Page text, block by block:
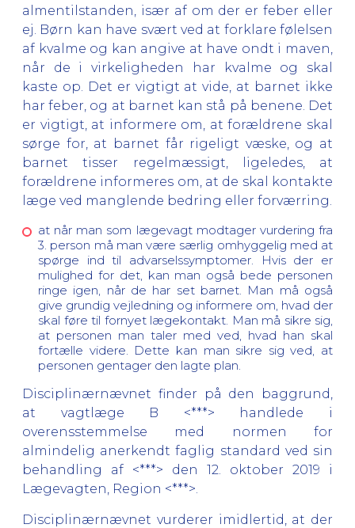
almentilstanden, især af om der er feber eller
ej. Børn kan have svært ved at forklare følelsen
af kvalme og kan angive at have ondt i maven,
når de i virkeligheden har kvalme og skal
kaste op. Det er vigtigt at vide, at barnet ikke
har feber, og at barnet kan stå på benene. Det
er vigtigt, at informere om, at forældrene skal
sørge for, at barnet får rigeligt væske, og at
barnet tisser regelmæssigt, ligeledes, at
forældrene informeres om, at de skal kontakte
læge ved manglende bedring eller forværring.
at når man som lægevagt modtager vurdering fra
3. person må man være særlig omhyggelig med at
spørge ind til advarselssymptomer. Hvis der er
mulighed for det, kan man også bede personen
ringe igen, når de har set barnet. Man må også
give grundig vejledning og informere om, hvad der
skal føre til fornyet lægekontakt. Man må sikre sig,
at personen man taler med ved, hvad han skal
fortælle videre. Dette kan man sikre sig ved, at
personen gentager den lagte plan.
Disciplinærnævnet finder på den baggrund,
at vagtlæge B <***> handlede i
overensstemmelse med normen for
almindelig anerkendt faglig standard ved sin
behandling af <***> den 12. oktober 2019 i
Lægevagten, Region <***>.
Disciplinærnævnet vurderer imidlertid, at der